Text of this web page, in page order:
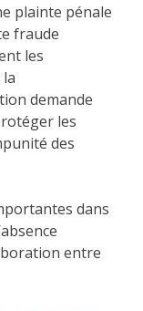
plainte pénale
fraude
les
demande
les
des
dans
entre